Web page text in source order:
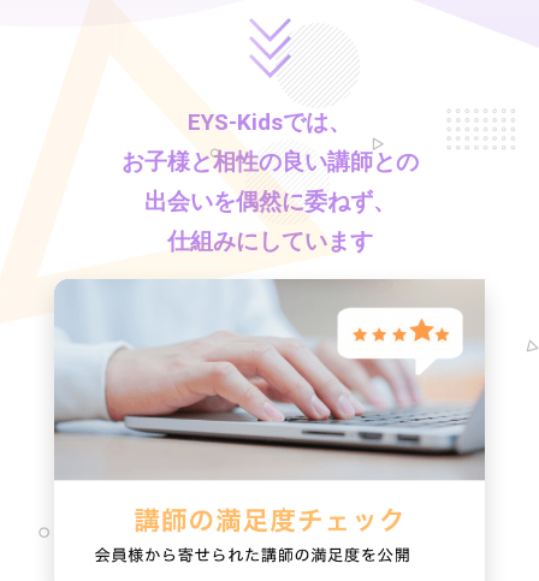
EYS-Kidsでは、
お子様と相性の良い講師との
出会いを偶然に委ねず、
仕組みにしています